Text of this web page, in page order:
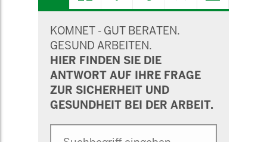
KOMNET - GUT BERATEN.
GESUND ARBEITEN.
HIER FINDEN SIE DIE
ANTWORT AUF IHRE FRAGE
ZUR SICHERHEIT UND
GESUNDHEIT BEI DER ARBEIT.